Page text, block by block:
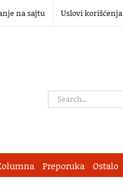
na sajtu Uslovi korišćenja
Search
Preporuka Ostalo